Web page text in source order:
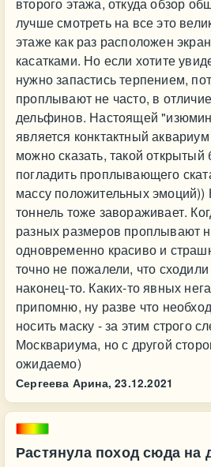
лучше смотреть на все это
этаже как раз расположен
касатками. Но если хотите
нужно запастись терпением,
проплывают не часто, в
дельфинов. Настоящей
является конктактный
можно сказать, такой
погладить проплывающего
массу положительных эмоций))
тоннель тоже завораживает.
разных размеров проплывают
одновременно красиво и
точно не пожалели, что
наконец-то. Каких-то явных
припомню, ну разве что
носить маску - за этим строго
Москвариума, но с другой
ожидаемо)
Сергеева Арина, 23.12.2021
Растянула поход сюда на